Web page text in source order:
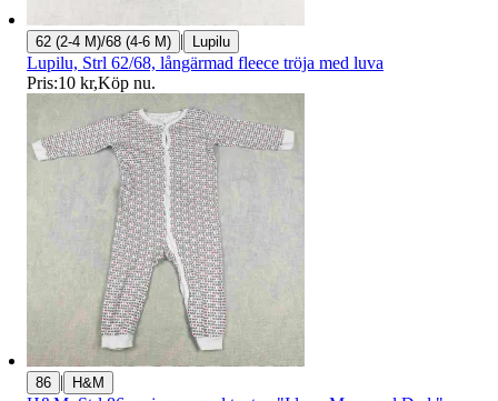
62 (2-4 M)/68 (4-6 M) | Lupilu
Lupilu, Strl 62/68, långärmad fleece tröja med luva
Pris:10 kr,Köp nu.
86 | H&M